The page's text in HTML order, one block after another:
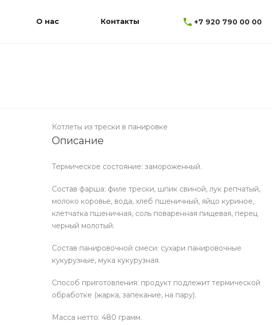
О нас Контакты +7 920 790 00 00
Котлеты из трески в панировке
Описание
Термическое состояние: замороженный.
Состав фарша: филе трески, шпик свиной, лук репчатый,
молоко коровье, вода, хлеб пшеничный, яйцо куриное,
клетчатка пшеничная, соль поваренная пищевая, перец
черный молотый.
Состав панировочной смеси: сухари панировочные
кукурузные, мука кукурузная.
Способ приготовления: продукт подлежит термической
обработке (жарка, запекание, на пару).
Масса нетто: 480 грамм.